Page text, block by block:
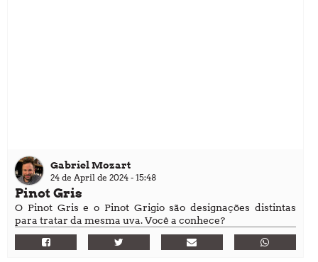
Gabriel Mozart
24 de April de 2024 - 15:48
Pinot Gris
O Pinot Gris e o Pinot Grigio são designações distintas
para tratar da mesma uva. Você a conhece?